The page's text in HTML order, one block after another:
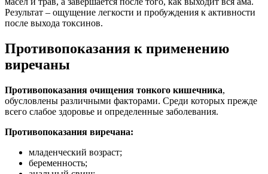
Результат – ощущение легкости и пробуждения к активности
после выхода токсинов.
Противопоказания к применению
виречаны
Противопоказания очищения тонкого кишечника,
обусловлены различными факторами. Среди которых прежде
всего слабое здоровье и определенные заболевания.
Противопоказания виречана:
младенческий возраст;
беременность;